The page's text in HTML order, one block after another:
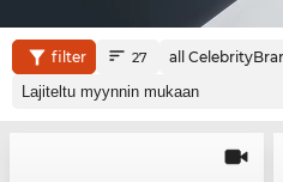
filter 27 all